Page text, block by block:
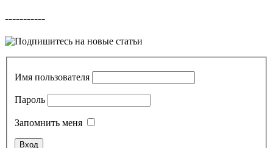
-----------
Имя пользователя
Пароль
Запомнить меня